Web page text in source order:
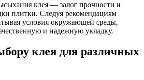
клея — залог прочности и
плитки. Следуя рекомендациям
условия окружающей среды,
и надежную укладку.
клея для различных